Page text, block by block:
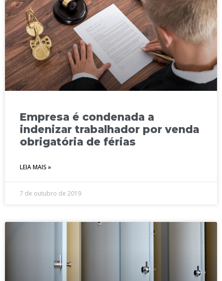
Empresa é condenada a
indenizar trabalhador por venda
obrigatória de férias
LEIA MAIS »
7 de outubro de 2019